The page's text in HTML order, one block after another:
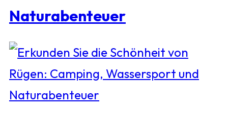
Naturabenteuer